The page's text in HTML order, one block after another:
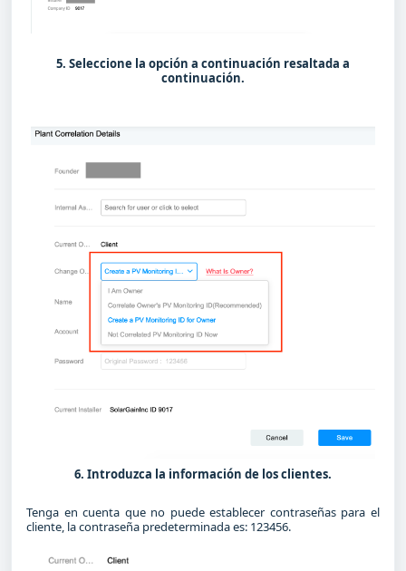
5. Seleccione la opción a continuación resaltada a
continuación.
6. Introduzca la información de los clientes.
Tenga en cuenta que no puede establecer contraseñas para el
cliente, la contraseña predeterminada es: 123456.